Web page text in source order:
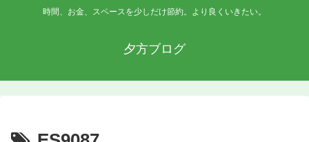
時間、お金、スペースを少しだけ節約。より良くいきたい。
夕方ブログ